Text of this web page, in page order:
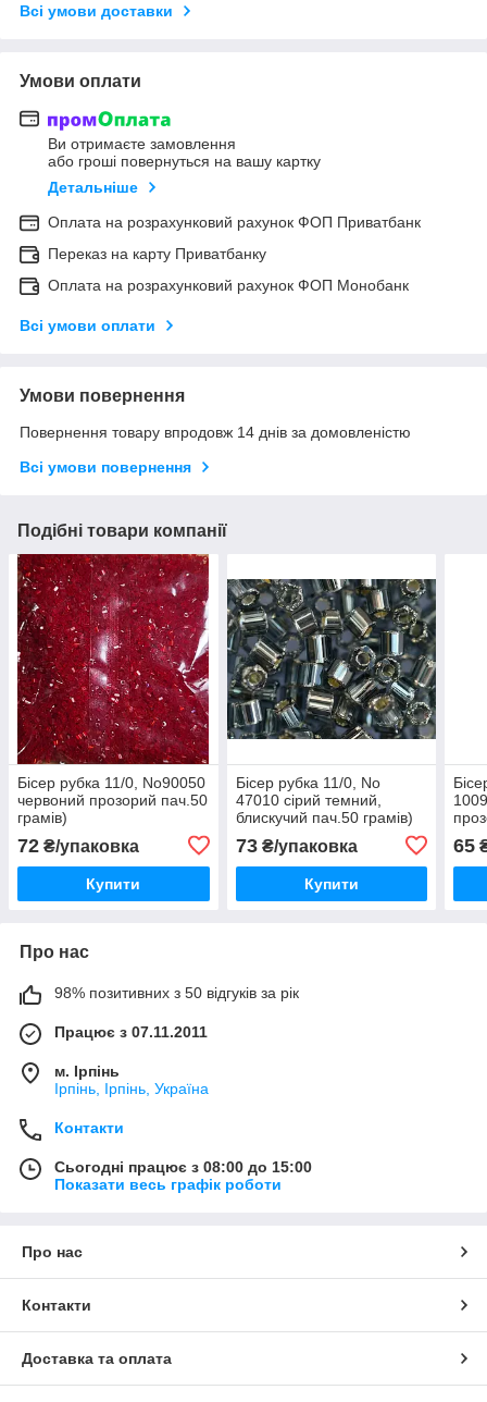
Всі умови доставки
Умови оплати
Ви отримаєте замовлення
або гроші повернуться на вашу картку
Детальніше
Оплата на розрахунковий рахунок ФОП Приватбанк
Переказ на карту Приватбанку
Оплата на розрахунковий рахунок ФОП Монобанк
Всі умови оплати
Умови повернення
Повернення товару впродовж 14 днів за домовленістю
Всі умови повернення
Подібні товари компанії
Бісер рубка 11/0, No90050
червоний прозорий пач.50
грамів)
72 ₴/упаковка
Купити
Бісер рубка 11/0, No
47010 сірий темний,
блискучий пач.50 грамів)
73₴/упаковка
Купити
65
Про нас
98% позитивних з 50 відгуків за рік
Працює з 07.11.2011
м. Ірпінь
Ірпінь, Ірпінь, Україна
Контакти
Сьогодні працює з 08:00 до 15:00
Показати весь графік роботи
Про нас
Контакти
Доставка та оплата